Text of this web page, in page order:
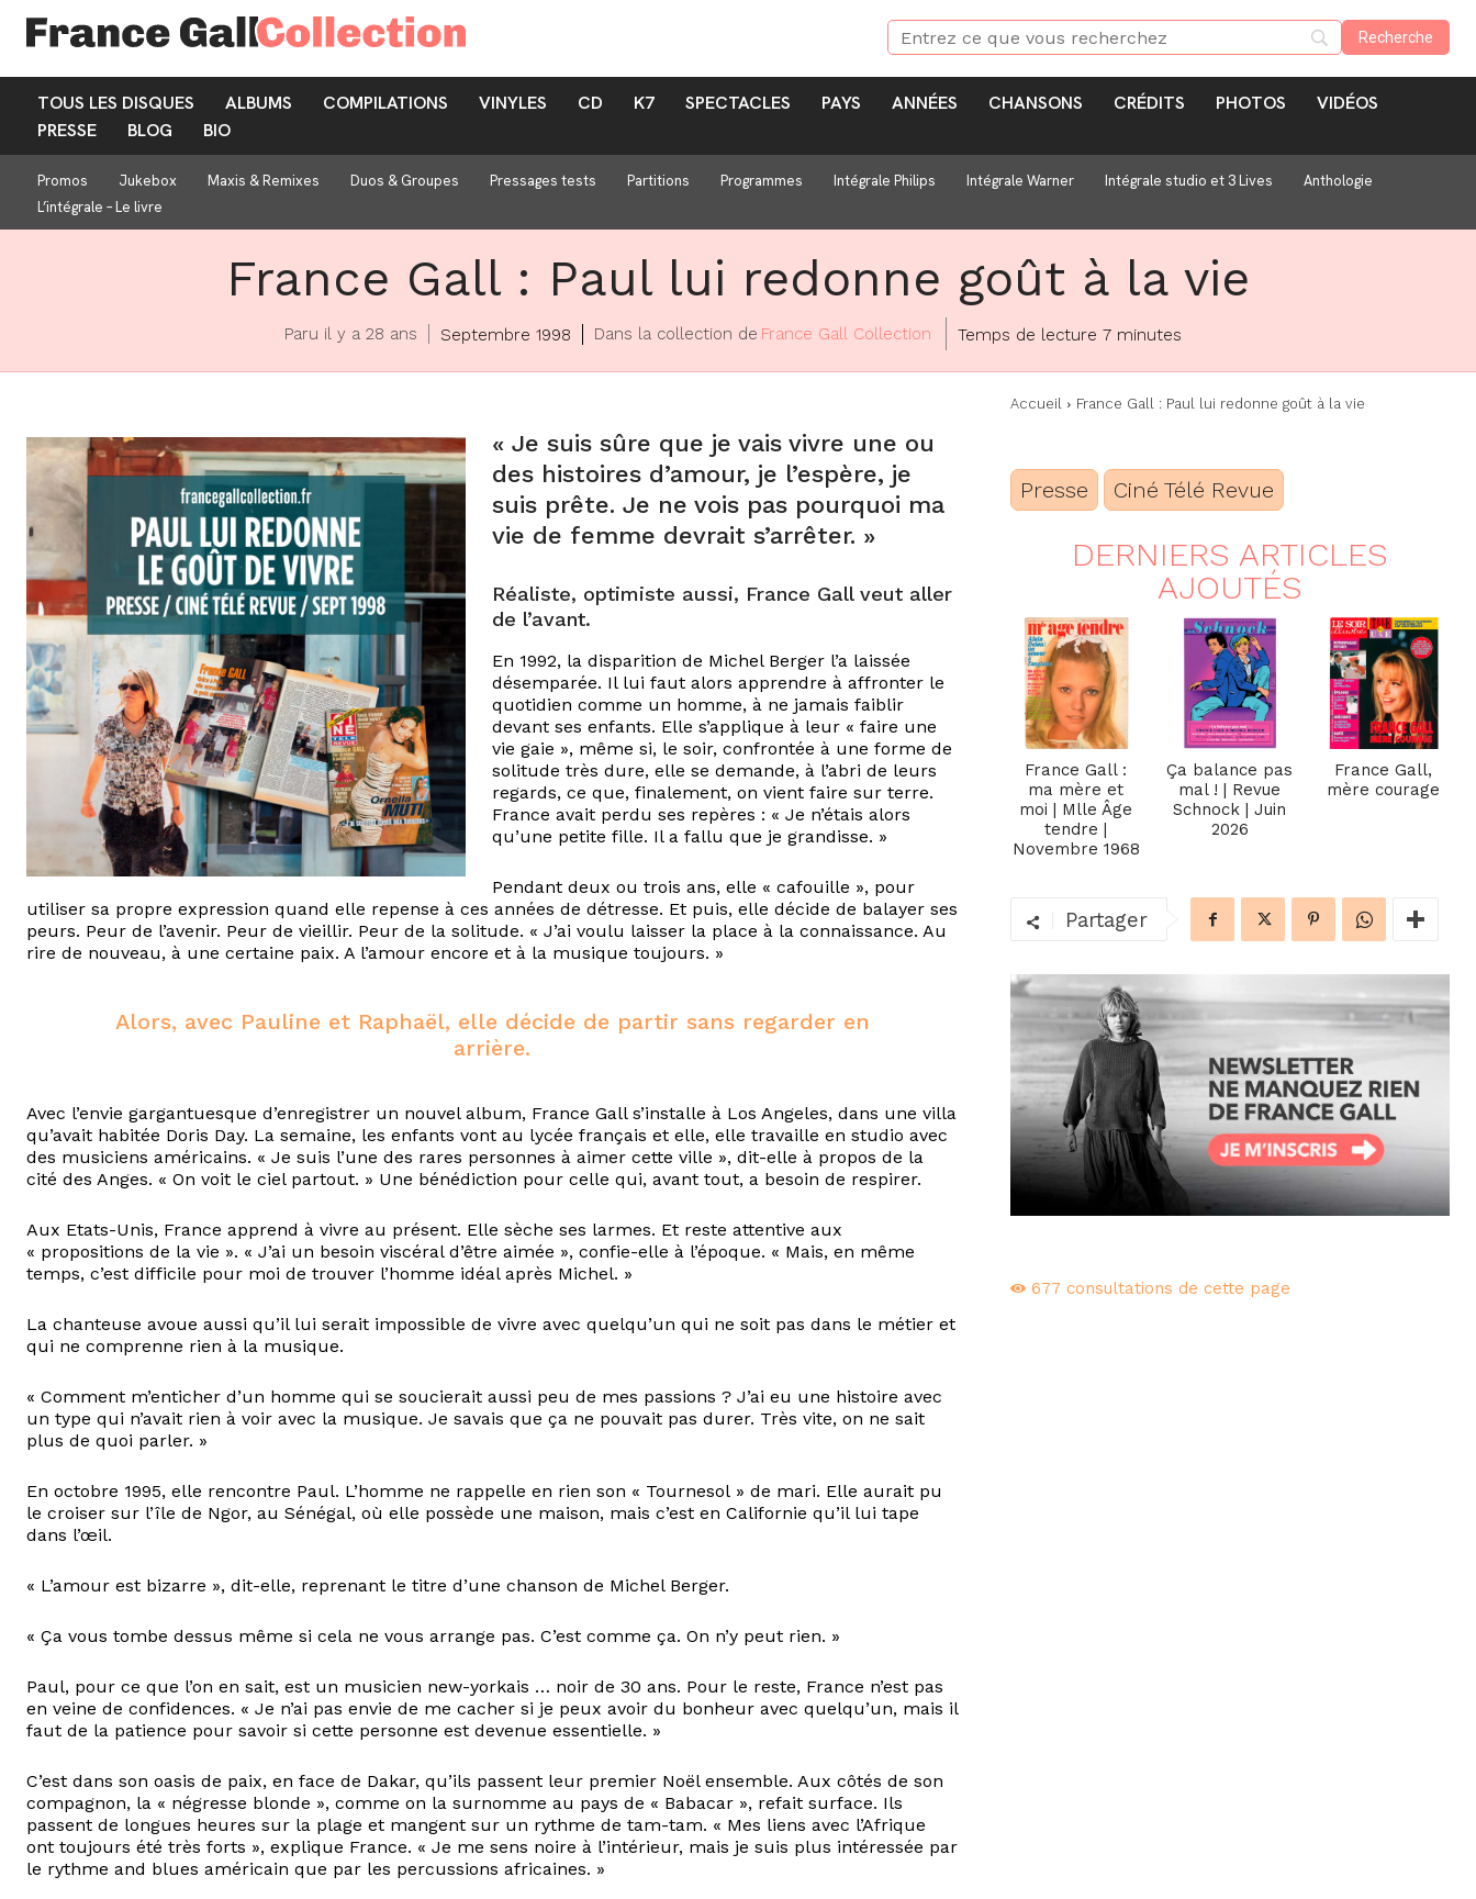
TOUS LES DISQUES ALBUMS COMPILATIONS VINYLES CD K7 SPECTACLES PAYS ANNÉES CHANSONS CRÉDITS PHOTOS
VIDÉOS
PRESSE
BLOG BIO
Promos Jukebox Maxis & Remixes Duos & Groupes Pressages tests Partitions Programmes Intégrale Philips Intégrale Warner Intégrale studio et 3 Lives
Anthologie
L’intégrale – Le livre
France Gall : Paul lui redonne goût à la vie
Paru il y a 28 ans Septembre 1998 Dans la collection de France Gall Collection Temps de lecture 7minutes
« Je suis sûre que je vais vivre une ou
des histoires d’amour, je l’espère, je
suis prête. Je ne vois pas pourquoi ma
vie de femme devrait s’arrêter. »
Réaliste, optimiste aussi, France Gall veut aller
de l’avant.
En 1992, la disparition de Michel Berger l’a laissée
désemparée. Il lui faut alors apprendre à affronter le
quotidien comme un homme, à ne jamais faiblir
devant ses enfants. Elle s’applique à leur « faire une
vie gaie », même si, le soir, confrontée à une forme de
solitude très dure, elle se demande, à l’abri de leurs
regards, ce que, finalement, on vient faire sur terre.
France avait perdu ses repères : « Je n’étais alors
qu’une petite fille. Il a fallu que je grandisse. »
Pendant deux ou trois ans, elle « cafouille », pour
utiliser sa propre expression quand elle repense à ces années de détresse. Et puis, elle décide de balayer ses
peurs. Peur de l’avenir. Peur de vieillir. Peur de la solitude. « J’ai voulu laisser la place à la connaissance. Au
rire de nouveau, à une certaine paix. A l’amour encore et à la musique toujours. »
Alors, avec Pauline et Raphaël, elle décide de partir sans regarder en
arrière.
Avec l’envie gargantuesque d’enregistrer un nouvel album, France Gall s’installe à Los Angeles, dans une villa
qu’avait habitée Doris Day. La semaine, les enfants vont au lycée français et elle, elle travaille en studio avec
des musiciens américains. « Je suis l’une des rares personnes à aimer cette ville », dit-elle à propos de la
cité des Anges. « On voit le ciel partout. » Une bénédiction pour celle qui, avant tout, a besoin de respirer.
Aux Etats-Unis, France apprend à vivre au présent. Elle sèche ses larmes. Et reste attentive aux
« propositions de la vie ». « J’ai un besoin viscéral d’être aimée », confie-elle à l’époque. « Mais, en même
temps, c’est difficile pour moi de trouver l’homme idéal après Michel. »
La chanteuse avoue aussi qu’il lui serait impossible de vivre avec quelqu’un qui ne soit pas dans le métier et
qui ne comprenne rien à la musique.
« Comment m’enticher d’un homme qui se soucierait aussi peu de mes passions ? J’ai eu une histoire avec
un type qui n’avait rien à voir avec la musique. Je savais que ça ne pouvait pas durer. Très vite, on ne sait
plus de quoi parler. »
En octobre 1995, elle rencontre Paul. L’homme ne rappelle en rien son « Tournesol » de mari. Elle aurait pu
le croiser sur l’île de Ngor, au Sénégal, où elle possède une maison, mais c’est en Californie qu’il lui tape
dans l’œil.
« L’amour est bizarre », dit-elle, reprenant le titre d’une chanson de Michel Berger.
« Ça vous tombe dessus même si cela ne vous arrange pas. C’est comme ça. On n’y peut rien. »
Paul, pour ce que l’on en sait, est un musicien new-yorkais … noir de 30 ans. Pour le reste, France n’est pas
en veine de confidences. « Je n’ai pas envie de me cacher si je peux avoir du bonheur avec quelqu’un, mais il
faut de la patience pour savoir si cette personne est devenue essentielle. »
C’est dans son oasis de paix, en face de Dakar, qu’ils passent leur premier Noël ensemble. Aux côtés de son
compagnon, la « négresse blonde », comme on la surnomme au pays de « Babacar », refait surface. Ils
passent de longues heures sur la plage et mangent sur un rythme de tam-tam. « Mes liens avec l’Afrique
ont toujours été très forts », explique France. « Je me sens noire à l’intérieur, mais je suis plus intéressée par
le rythme and blues américain que par les percussions africaines. »
Accueil France Gall : Paul lui redonne goût à la vie
Presse Ciné Télé Revue
DERNIERS ARTICLES
AJOUTÉS
France Gall :
ma mère et
moi | Mlle Âge
tendre |
Novembre 1968
Ça balance pas
mal ! | Revue
Schnock | Juin
2026
France Gall,
mère courage
Partager
677 consultations de cette page